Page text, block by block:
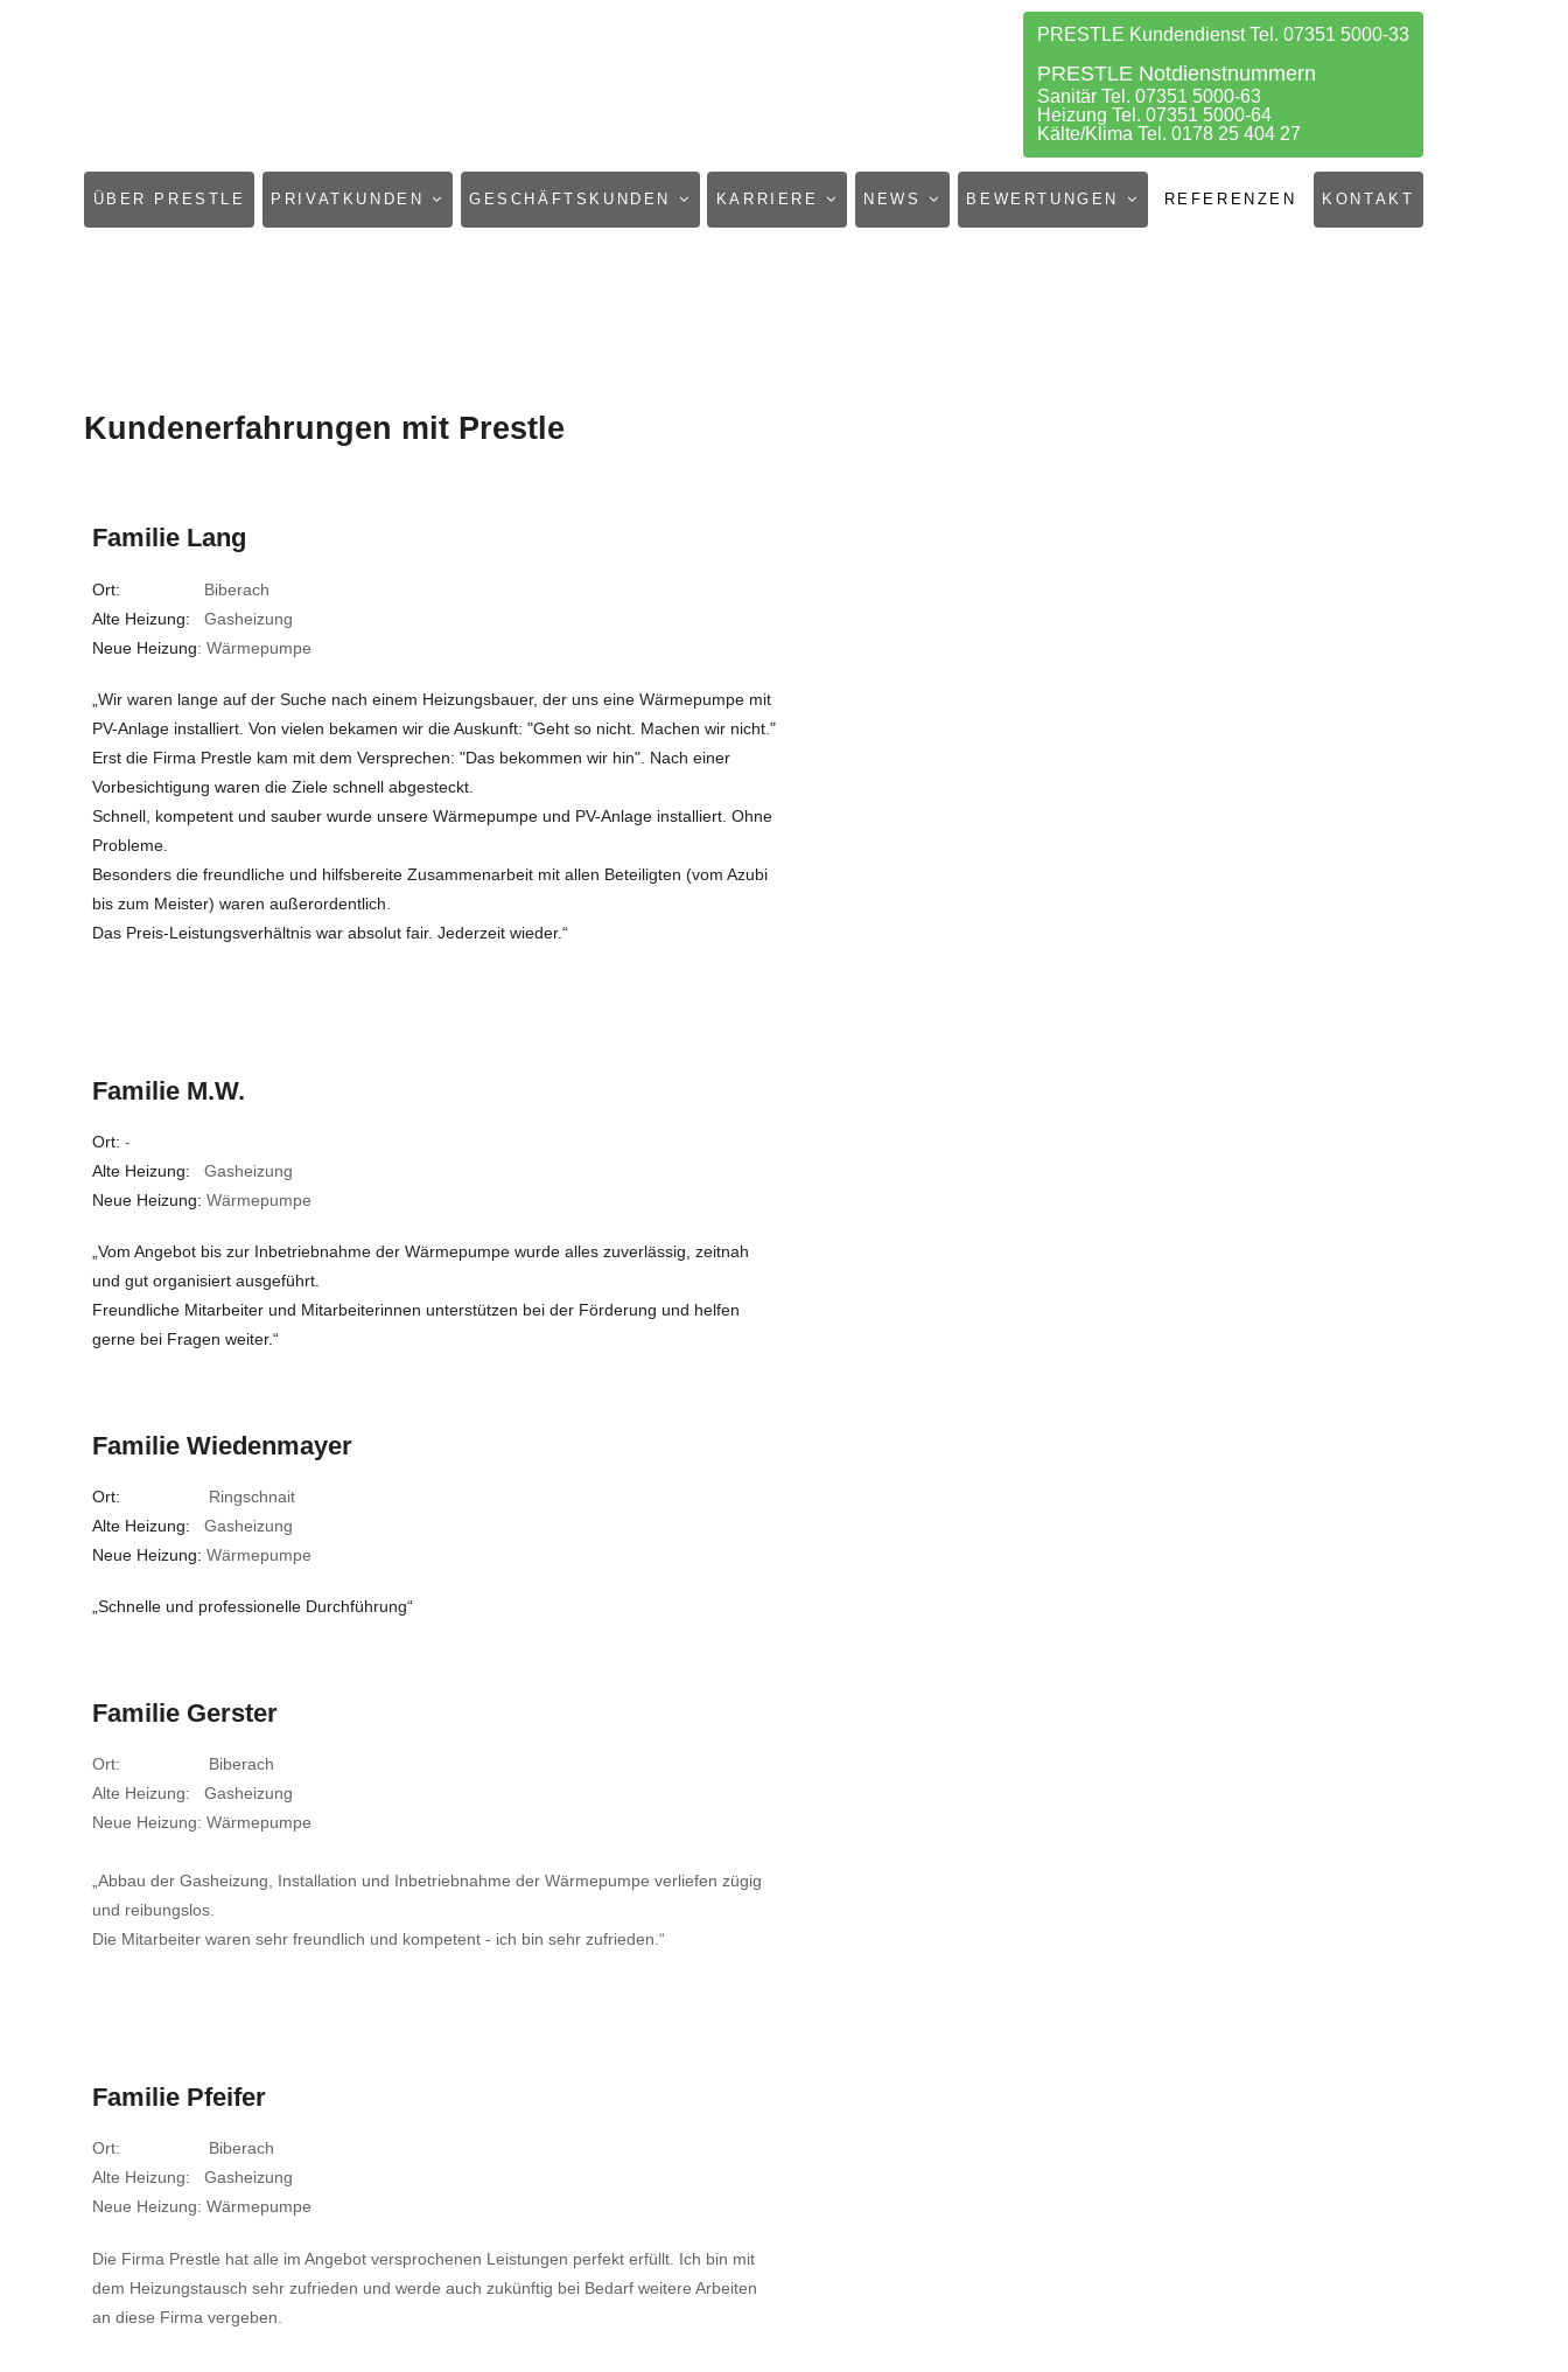
PRESTLE Kundendienst Tel. 07351 5000-33
PRESTLE Notdienstnummern
Sanitär Tel. 07351 5000-63
Heizung Tel. 07351 5000-64
Kälte/Klima Tel. 0178 25 404 27
NAVIGATION
ÜBER PRESTLE PRIVATKUNDEN GESCHÄFTSKUNDEN KARRIERE NEWS BEWERTUNGEN REFERENZEN KONTAKT
Kundenerfahrungen mit Prestle
Familie Lang
Ort: Biberach
Alte Heizung: Gasheizung
Neue Heizung: Wärmepumpe
„Wir waren lange auf der Suche nach einem Heizungsbauer, der uns eine Wärmepumpe mit
PV-Anlage installiert. Von vielen bekamen wir die Auskunft: "Geht so nicht. Machen wir nicht."
Erst die Firma Prestle kam mit dem Versprechen: "Das bekommen wir hin". Nach einer
Vorbesichtigung waren die Ziele schnell abgesteckt.
Schnell, kompetent und sauber wurde unsere Wärmepumpe und PV-Anlage installiert. Ohne
Probleme.
Besonders die freundliche und hilfsbereite Zusammenarbeit mit allen Beteiligten (vom Azubi
bis zum Meister) waren außerordentlich.
Das Preis-Leistungsverhältnis war absolut fair. Jederzeit wieder.“
Familie M.W.
Ort: -
Alte Heizung: Gasheizung
Neue Heizung: Wärmepumpe
„Vom Angebot bis zur Inbetriebnahme der Wärmepumpe wurde alles zuverlässig, zeitnah
und gut organisiert ausgeführt.
Freundliche Mitarbeiter und Mitarbeiterinnen unterstützen bei der Förderung und helfen
gerne bei Fragen weiter.“
Familie Wiedenmayer
Ort: Ringschnait
Alte Heizung: Gasheizung
Neue Heizung: Wärmepumpe
„Schnelle und professionelle Durchführung“
Familie Gerster
Ort: Biberach
Alte Heizung: Gasheizung
Neue Heizung: Wärmepumpe
„Abbau der Gasheizung, Installation und Inbetriebnahme der Wärmepumpe verliefen zügig
und reibungslos.
Die Mitarbeiter waren sehr freundlich und kompetent - ich bin sehr zufrieden.“
Familie Pfeifer
Ort: Biberach
Alte Heizung: Gasheizung
Neue Heizung: Wärmepumpe
Die Firma Prestle hat alle im Angebot versprochenen Leistungen perfekt erfüllt. Ich bin mit
dem Heizungstausch sehr zufrieden und werde auch zukünftig bei Bedarf weitere Arbeiten
an diese Firma vergeben.